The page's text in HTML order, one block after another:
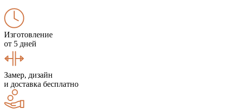
Изготовление
от 5 дней
Замер, дизайн
и доставка бесплатно